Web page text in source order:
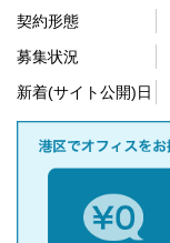
契約形態
募集状況
新着(サイト公開)日